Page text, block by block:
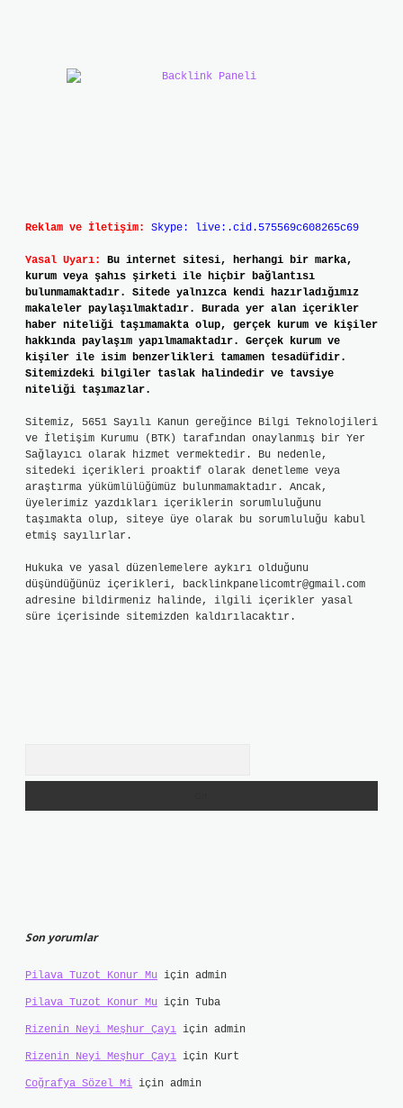
Reklam ve İletişim: Skype: live:.cid.575569c608265c69
Yasal Uyarı:
Bu internet sitesi, herhangi bir marka,
kurum veya şahıs şirketi ile hiçbir bağlantısı
bulunmamaktadır. Sitede yalnızca kendi hazırladığımız
makaleler paylaşılmaktadır. Burada yer alan içerikler
haber niteliği taşımamakta olup, gerçek kurum ve kişiler
hakkında paylaşım yapılmamaktadır. Gerçek kurum ve
kişiler ile isim benzerlikleri tamamen tesadüfidir.
Sitemizdeki bilgiler taslak halindedir ve tavsiye
niteliği taşımazlar.
Sitemiz, 5651 Sayılı Kanun gereğince Bilgi Teknolojileri
ve İletişim Kurumu (BTK) tarafından onaylanmış bir Yer
Sağlayıcı olarak hizmet vermektedir. Bu nedenle,
sitedeki içerikleri proaktif olarak denetleme veya
araştırma yükümlülüğümüz bulunmamaktadır. Ancak,
üyelerimiz yazdıkları içeriklerin sorumluluğunu
taşımakta olup, siteye üye olarak bu sorumluluğu kabul
etmiş sayılırlar.
Hukuka ve yasal düzenlemelere aykırı olduğunu
düşündüğünüz içerikleri, backlinkpanelicomtr@gmail.com
adresine bildirmeniz halinde, ilgili içerikler yasal
süre içerisinde sitemizden kaldırılacaktır.
Son yorumlar
Pilava Tuzot Konur Mu için admin
Pilava Tuzot Konur Mu için Tuba
Rizenin Neyi Meşhur Çayı için admin
Rizenin Neyi Meşhur Çayı için Kurt
Coğrafya Sözel Mi için admin